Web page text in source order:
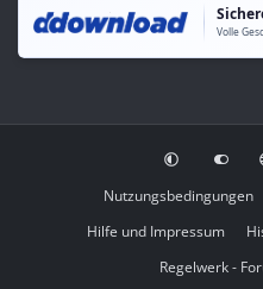
Nutzungsbedingungen
Hilfe und Impressum
Regelwerk -